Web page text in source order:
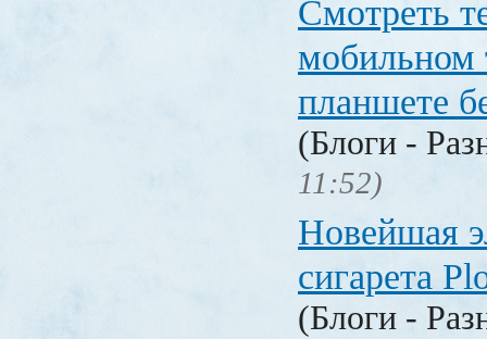
Смотреть
мобильном
планшете
(Блоги -
11:52)
Новейшая
сигарета
(Блоги -